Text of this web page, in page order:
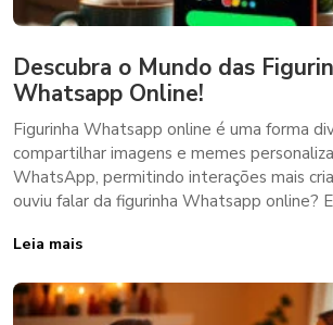
Descubra o Mundo das
Whatsapp Online!
Figurinha Whatsapp online é uma forma
compartilhar imagens e memes
WhatsApp, permitindo interações mais
ouviu falar da figurinha Whatsapp online?
Leia mais